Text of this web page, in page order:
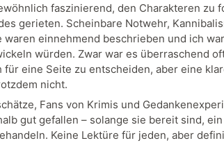
faszinierend, den Charakteren zu
gerieten. Scheinbare Notwehr,
waren einnehmend beschrieben und ich
würden. Zwar war es überraschend
für eine Seite zu entscheiden, aber eine
nicht.
Fans von Krimis und
gut gefallen – solange sie bereit sind,
Keine Lektüre für jeden, aber